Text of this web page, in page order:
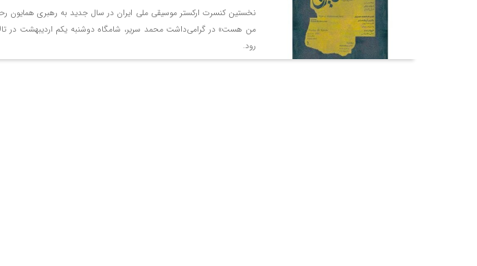
«خالده» در
دور دوم
در
ابراهیم
«درخت
«بزم
نخستین کنسرت ارکستر موسیقی ملی ایران در سال جدید به رهبری همایون
من هست» در گرامی‌داشت محمد سریر، شامگاه دوشنبه یکم اردیبهشت در
رود.